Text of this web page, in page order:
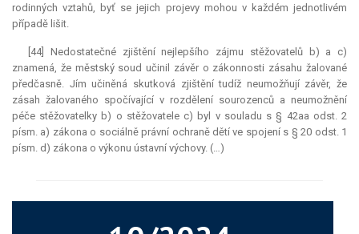
rodinných vztahů, byť se jejich projevy mohou v každém jednotlivém
případě lišit.
[44] Nedostatečné zjištění nejlepšího zájmu stěžovatelů b) a c)
znamená, že městský soud učinil závěr o zákonnosti zásahu žalované
předčasně. Jím učiněná skutková zjištění tudíž neumožňují závěr, že
zásah žalovaného spočívající v rozdělení sourozenců a neumožnění
péče stěžovatelky b) o stěžovatele c) byl v souladu s § 42aa odst. 2
písm. a) zákona o sociálně právní ochraně dětí ve spojení s § 20 odst. 1
písm. d) zákona o výkonu ústavní výchovy. (…)